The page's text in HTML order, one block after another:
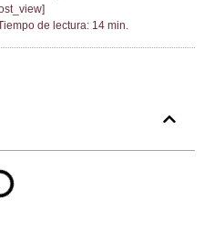
de lectura: 14 min.